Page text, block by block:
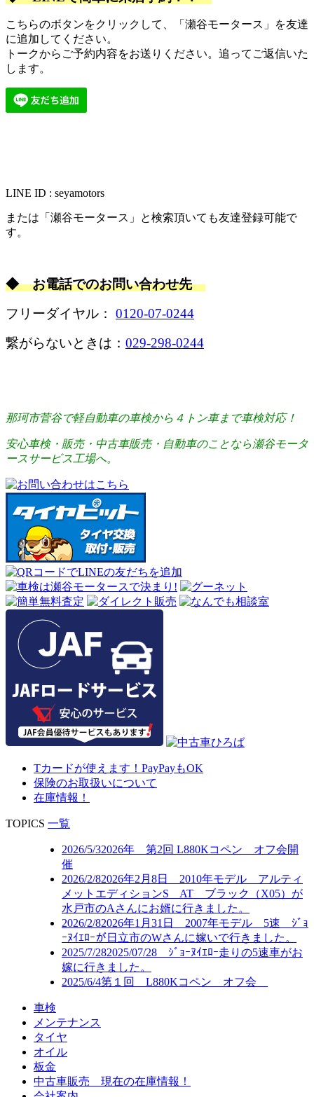
こちらのボタンをクリックして、「瀬谷モータース」を友達
に追加してください。
トークからご予約内容をお送りください。追ってご返信いた
します。
LINE ID : seyamotors
または「瀬谷モータース」と検索頂いても友達登録可能で
す。
◆ お電話でのお問い合わせ先
フリーダイヤル： 0120-07-0244
繋がらないときは： 029-298-0244
那珂市菅谷で軽自動車の車検から４トン車まで車検対応！
安心車検・販売・中古車販売・自動車のことなら瀬谷モータ
ースサービス工場へ。
Tカードが使えます！PayPayもOK
保険のお取扱いについて
在庫情報！
TOPICS 一覧
2026/5/32026年 第2回 L880Kコペン オフ会開
催
2026/2/82026年2月8日 2010年モデル アルティ
メットエディションS AT ブラック（X05）が
水戸市のAさんにお婿に行きました。
2026/2/82026年1月31日 2007年モデル 5速 ｼﾞｮ
ｰﾇｲｴﾛｰが日立市のWさんに嫁いで行きました。
2025/7/282025/07/28 ｼﾞｮｰﾇｲｴﾛｰ走りの5速車がお
嫁に行きました。
2025/6/4第１回 L880Kコペン オフ会
車検
メンテナンス
タイヤ
オイル
板金
中古車販売 現在の在庫情報！